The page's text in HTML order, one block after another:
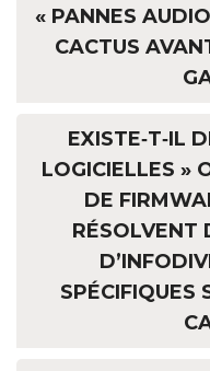
« PANNES
CACTUS
EXISTE‑T‑IL
LOGICIELLES »
DE
RÉSOLVENT
SPÉCIFIQUES